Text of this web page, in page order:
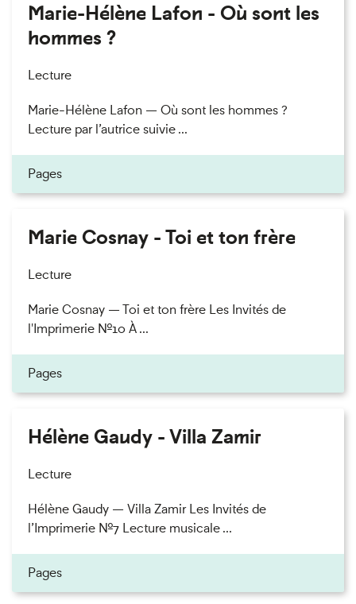
Marie-Hélène Lafon - Où sont les
hommes ?
Lecture
Marie-Hélène Lafon — Où sont les hommes ?
Lecture par l’autrice suivie ...
Pages
Marie Cosnay - Toi et ton frère
Lecture
Marie Cosnay — Toi et ton frère Les Invités de
l'Imprimerie n°10 À ...
Pages
Hélène Gaudy - Villa Zamir
Lecture
Hélène Gaudy — Villa Zamir Les Invités de
l’Imprimerie n°7 Lecture musicale ...
Pages